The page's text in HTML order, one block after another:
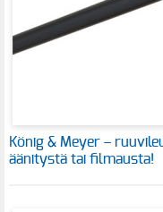
König & Meyer –
äänitystä tai filmausta!